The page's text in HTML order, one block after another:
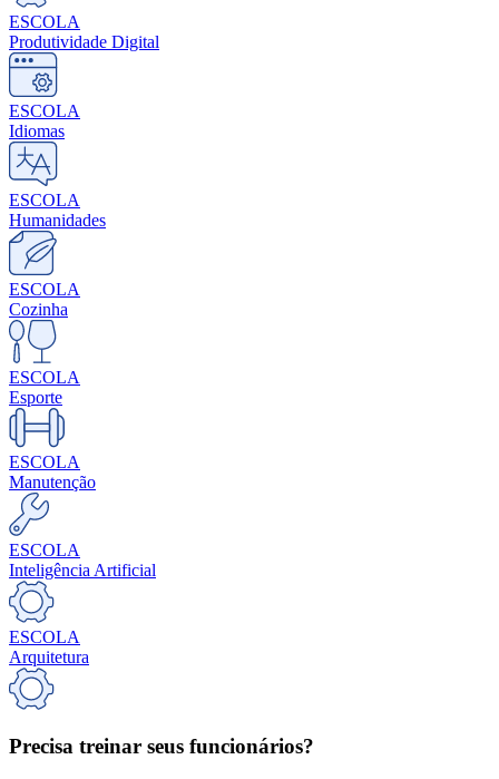
ESCOLA
Produtividade Digital
ESCOLA
Idiomas
ESCOLA
Humanidades
ESCOLA
Cozinha
ESCOLA
Esporte
ESCOLA
Manutenção
ESCOLA
Inteligência Artificial
ESCOLA
Arquitetura
Precisa treinar seus funcionários?